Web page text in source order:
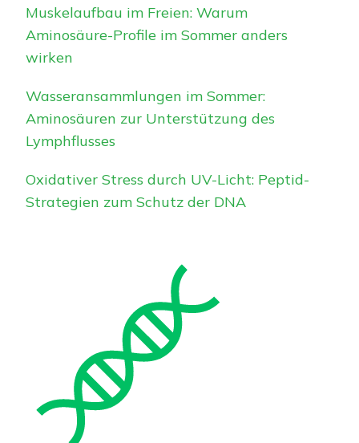
Muskelaufbau im Freien: Warum
Aminosäure-Profile im Sommer anders
wirken
Wasseransammlungen im Sommer:
Aminosäuren zur Unterstützung des
Lymphflusses
Oxidativer Stress durch UV-Licht: Peptid-
Strategien zum Schutz der DNA